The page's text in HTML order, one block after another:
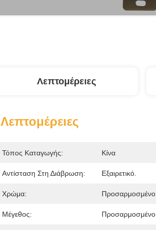
Λεπτομέρειες
Λεπτομέρειες
Τόπος Καταγωγής: Κίνα
Αντίσταση Στη Διάβρωση: Εξαιρετικό.
Χρώμα: Προσαρμοσμένο
Μέγεθος: Προσαρμοσμένο